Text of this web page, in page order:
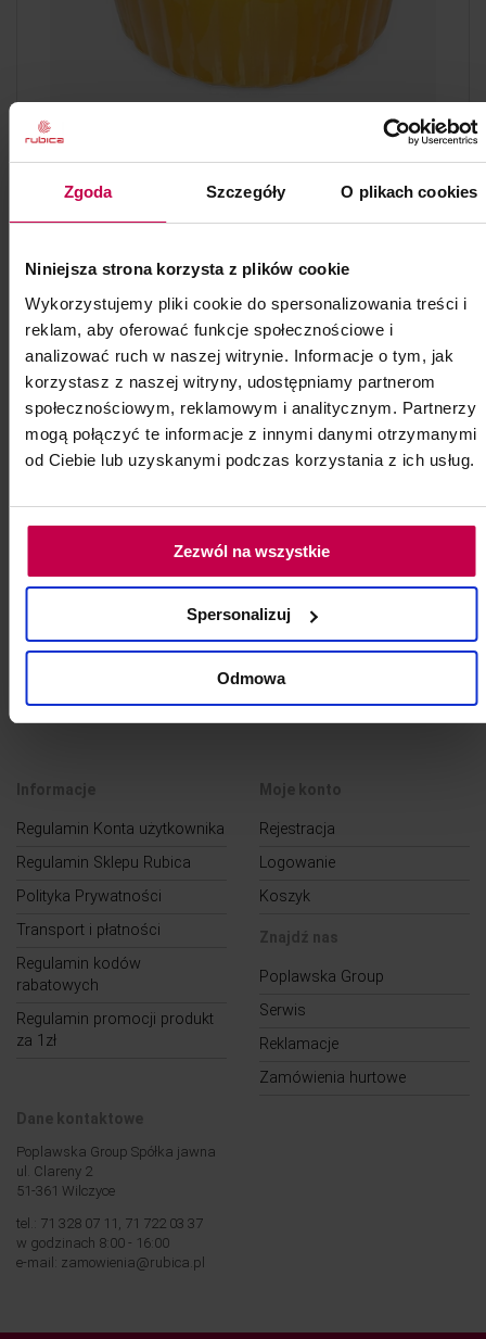
Zgoda Szczegóły O plikach cookies
Niniejsza strona korzysta z plików cookie
Wykorzystujemy pliki cookie do spersonalizowania treści i
reklam, aby oferować funkcje społecznościowe i
analizować ruch w naszej witrynie. Informacje o tym, jak
korzystasz z naszej witryny, udostępniamy partnerom
społecznościowym, reklamowym i analitycznym. Partnerzy
mogą połączyć te informacje z innymi danymi otrzymanymi
od Ciebie lub uzyskanymi podczas korzystania z ich usług.
Zezwól na wszystkie
Spersonalizuj
Odmowa
Exotic Fruits Paraffin
Exotic Fruits Paraffin 500 ml - parafina
Kod: 16523
Poj: ml
46, -35, - zł
do koszyka
AKCEPTUJEMY
Informacje
Regulamin Konta użytkownika
Regulamin Sklepu Rubica
Polityka Prywatności
Transport i płatności
Regulamin kodów
rabatowych
Regulamin promocji produkt
za 1zł
Moje konto
Rejestracja
Logowanie
Koszyk
Znajdź nas
Poplawska Group
Serwis
Reklamacje
Zamówienia hurtowe
Dane kontaktowe
Poplawska Group Spółka jawna
ul. Clareny 2
51-361 Wilczyce
tel.: 71 328 07 11, 71 722 03 37
w godzinach 8:00 - 16:00
e-mail: zamowienia@rubica.pl